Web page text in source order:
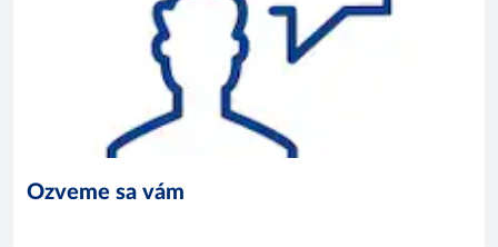
Ozveme sa vám